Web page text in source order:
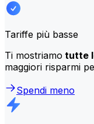
Tariffe più basse
Ti mostriamo tutte
maggiori risparmi
Spendi meno